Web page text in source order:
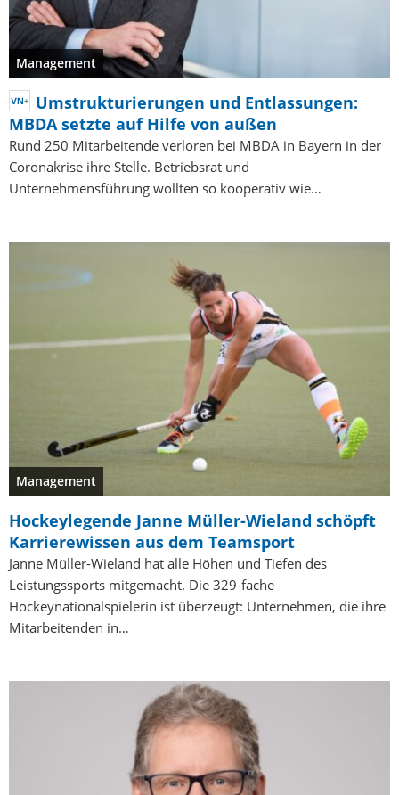
Management
Umstrukturierungen und Entlassungen:
MBDA setzte auf Hilfe von außen
Rund 250 Mitarbeitende verloren bei MBDA in Bayern in der
Coronakrise ihre Stelle. Betriebsrat und
Unternehmensführung wollten so kooperativ wie…
Management
Hockeylegende Janne Müller-Wieland schöpft
Karrierewissen aus dem Teamsport
Janne Müller-Wieland hat alle Höhen und Tiefen des
Leistungssports mitgemacht. Die 329-fache
Hockeynationalspielerin ist überzeugt: Unternehmen, die ihre
Mitarbeitenden in…